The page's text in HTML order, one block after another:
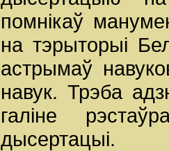
помнікаў
на тэрыторыі
астрымаў
навук. Трэба
галіне
дысертацыі.